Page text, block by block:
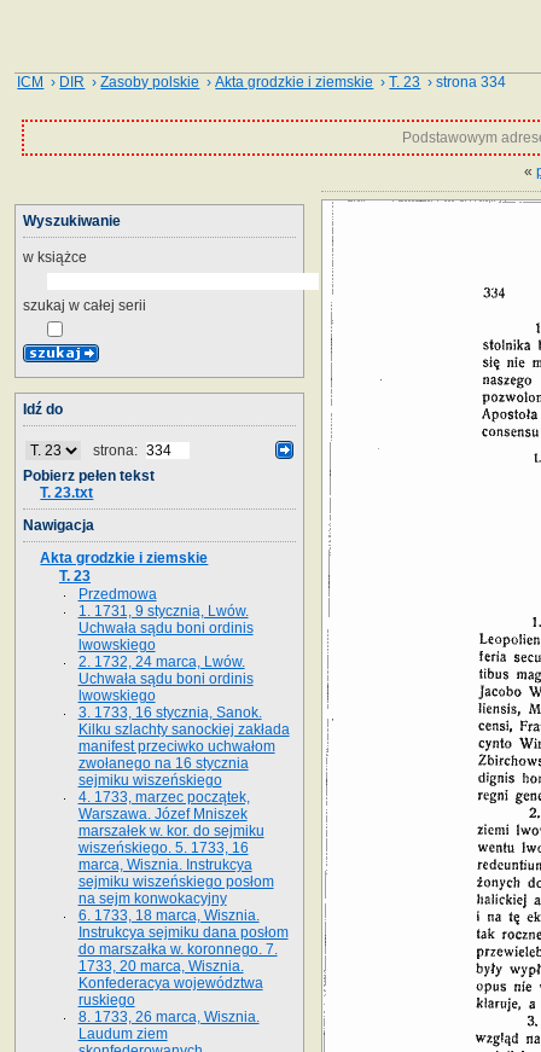
ICM › DIR ›Zasoby polskie ›Akta grodzkie i ziemskie ›T. 23 › strona 334
Podstawowym
«
Wyszukiwanie
w książce
szukaj w całej serii
Idź do
strona:
Pobierz pełen tekst
T. 23.txt
Nawigacja
Akta grodzkie i ziemskie
T. 23
Przedmowa
1. 1731, 9 stycznia, Lwów.
Uchwała sądu boni ordinis
lwowskiego
2. 1732, 24 marca, Lwów.
Uchwała sądu boni ordinis
lwowskiego
3. 1733, 16 stycznia, Sanok.
Kilku szlachty sanockiej zakłada
manifest przeciwko uchwałom
zwołanego na 16 stycz­nia
sejmiku wiszeńskiego
4. 1733, marzec początek,
Warszawa. Józef Mniszek
marszałek w. kor. do sejmiku
wiszeńskiego. 5. 1733, 16
marca, Wisznia. Instrukcya
sejmiku wiszeńskiego posłom
na sejm konwokacyjny
6. 1733, 18 marca, Wisznia.
Instrukcya sejmiku dana posłom
do marszałka w. koronnego. 7.
1733, 20 marca, Wisznia.
Konfederacya województwa
ruskiego
8. 1733, 26 marca, Wisznia.
Laudum ziem